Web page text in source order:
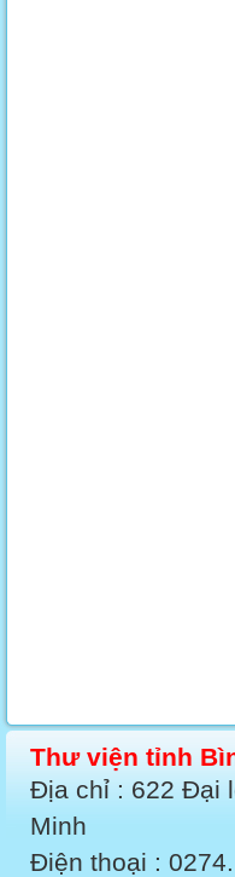
Thư viện tỉnh
Địa chỉ : 622 Đại
Minh
Điện thoại :